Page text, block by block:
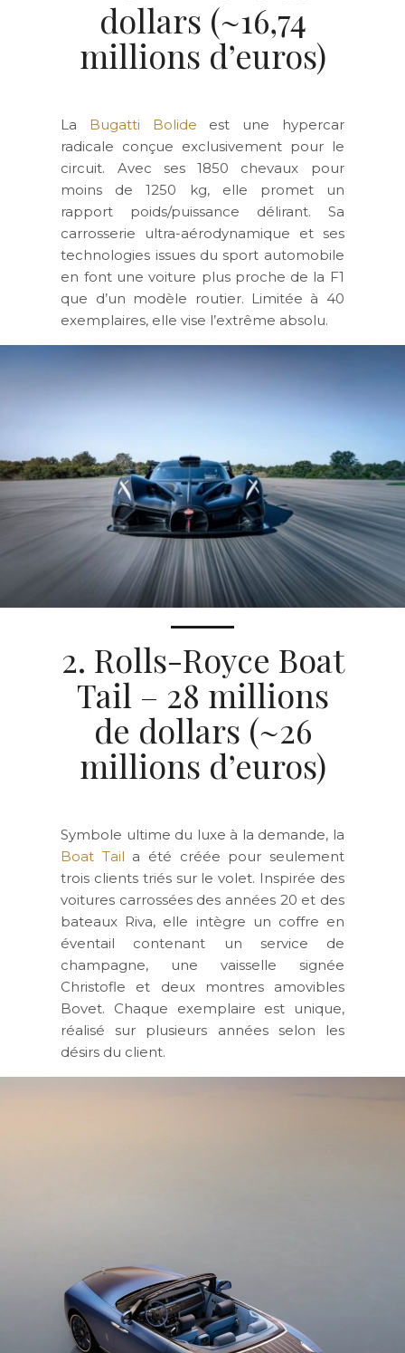
dollars (~16,74
millions d’euros)
La Bugatti Bolide est une hypercar
radicale conçue exclusivement pour le
circuit. Avec ses 1850 chevaux pour
moins de 1250 kg, elle promet un
rapport poids/puissance délirant. Sa
carrosserie ultra-aérodynamique et ses
technologies issues du sport automobile
en font une voiture plus proche de la F1
que d’un modèle routier. Limitée à 40
exemplaires, elle vise l’extrême absolu.
2. Rolls-Royce Boat
Tail – 28 millions
de dollars (~26
millions d’euros)
Symbole ultime du luxe à la demande, la
Boat Tail a été créée pour seulement
trois clients triés sur le volet. Inspirée des
voitures carrossées des années 20 et des
bateaux Riva, elle intègre un coffre en
éventail contenant un service de
champagne, une vaisselle signée
Christofle et deux montres amovibles
Bovet. Chaque exemplaire est unique,
réalisé sur plusieurs années selon les
désirs du client.